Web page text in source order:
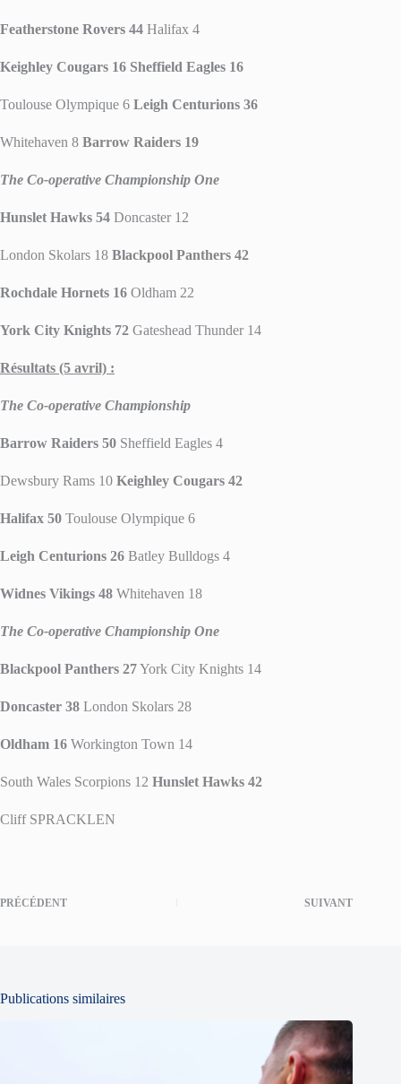
Featherstone Rovers 44 Halifax 4
Keighley Cougars 16 Sheffield Eagles 16
Toulouse Olympique 6 Leigh Centurions 36
Whitehaven 8 Barrow Raiders 19
The Co-operative Championship One
Hunslet Hawks 54 Doncaster 12
London Skolars 18 Blackpool Panthers 42
Rochdale Hornets 16 Oldham 22
York City Knights 72 Gateshead Thunder 14
Résultats (5 avril) :
The Co-operative Championship
Barrow Raiders 50 Sheffield Eagles 4
Dewsbury Rams 10 Keighley Cougars 42
Halifax 50 Toulouse Olympique 6
Leigh Centurions 26 Batley Bulldogs 4
Widnes Vikings 48 Whitehaven 18
The Co-operative Championship One
Blackpool Panthers 27York City Knights 14
Doncaster 38 London Skolars 28
Oldham 16 Workington Town 14
South Wales Scorpions 12 Hunslet Hawks 42
Cliff SPRACKLEN
PRÉCÉDENT SUIVANT
Publications similaires